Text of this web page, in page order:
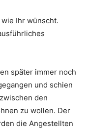
Ihr wünscht.
später immer noch
und schien
den
zu wollen. Der
die Angestellten